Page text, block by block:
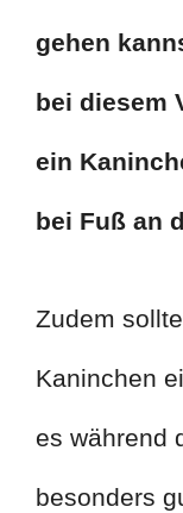
gehen
bei diesem
ein
bei Fuß an
Zudem
Kaninchen
es während
besonders